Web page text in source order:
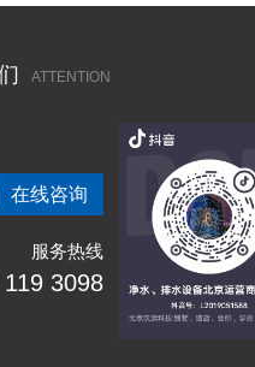
ATTENTION
在线咨询
服务热线
3098